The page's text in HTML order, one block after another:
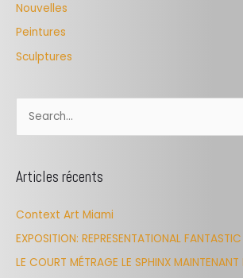
Nouvelles
Peintures
Sculptures
e
r
f
o
Articles récents
Context Art Miami
EXPOSITION: REPRESENTATIONAL FANTASTIC
LE COURT MÉTRAGE LE SPHINX MAINTENANT